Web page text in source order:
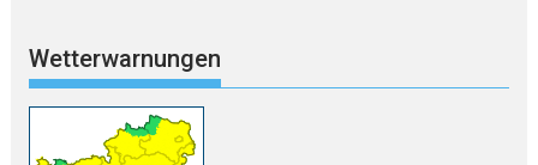
Wetterwarnungen